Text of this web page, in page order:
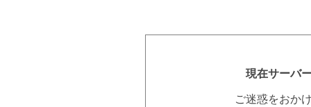
現在サーバ
ご迷惑をおか